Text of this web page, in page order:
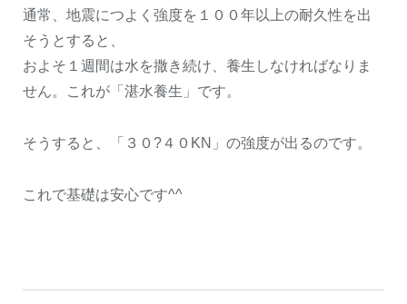
通常、地震につよく強度を１００年以上の耐久性を出
そうとすると、
およそ１週間は水を撒き続け、養生しなければなりま
せん。これが「湛水養生」です。
そうすると、「３０?４０KN」の強度が出るのです。
これで基礎は安心です^^